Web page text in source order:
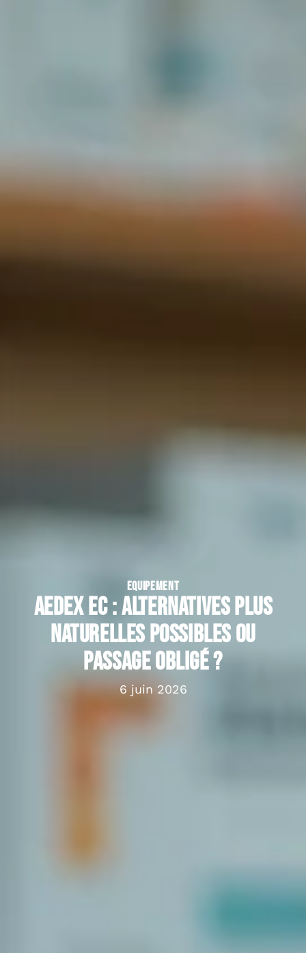
EQUIPEMENT
Aedex Ec : alternatives plus
naturelles possibles ou
passage obligé ?
6 juin 2026